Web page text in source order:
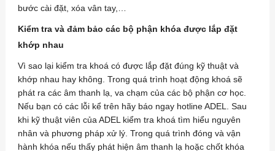
bước cài đặt, xóa vân tay,…
Kiểm tra và đảm bảo các bộ phận khóa được lắp đặt
khớp nhau
Vì sao lại kiểm tra khoá có được lắp đặt đúng kỹ thuật và
khớp nhau hay không. Trong quá trình hoạt động khoá sẽ
phát ra các âm thanh lạ, va chạm của các bộ phận cơ học.
Nếu bạn có các lỗi kể trên hãy báo ngay hotline ADEL. Sau
khi kỹ thuật viên của ADEL kiểm tra khoá tìm hiểu nguyên
nhân và phương pháp xử lý. Trong quá trình đóng và vận
hành khóa nếu thấy phát hiện âm thanh lạ hoặc chốt khóa